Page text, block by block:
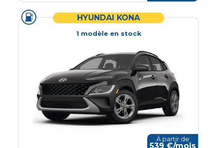
HYUNDAI KONA
1modèleen stock
À partir de
539 €/mois